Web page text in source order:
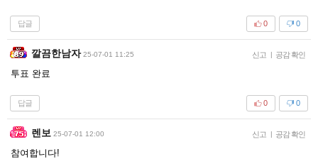
답글 0
0
깔끔한남자 25-07-01 11:25 신고 | 공감 확인
투표 완료
답글 0
0
렌보 25-07-01 12:00 신고 | 공감 확인
참여합니다!